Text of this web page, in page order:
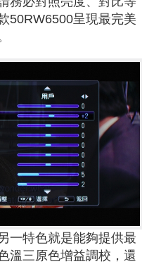
50RW6500呈現最完美
一特色就是能夠提供最
溫三原色增益調校，還